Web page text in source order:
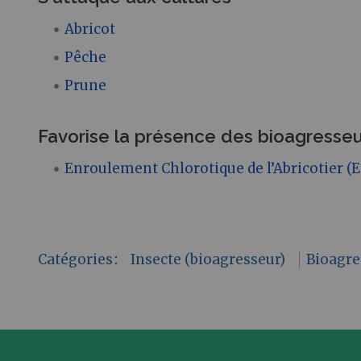
Abricot
Pêche
Prune
Favorise la présence des
Enroulement Chlorotique de l’Abricotier
Catégories: Insecte (bioagresseur)